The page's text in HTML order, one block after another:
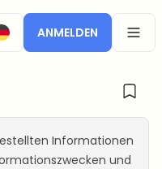
ANMELDEN
Informationen
und